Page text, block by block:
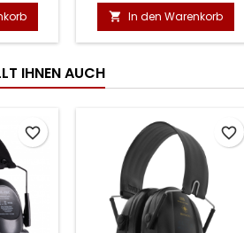
 In den Warenkorb
IHNEN AUCH
favorite_border favorite_border